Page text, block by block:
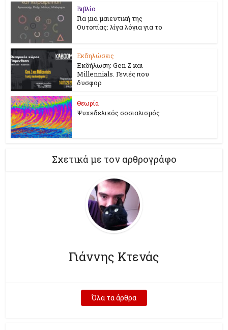
Βιβλίο
Για μια μαιευτική της
Ουτοπίας: λίγα λόγια για το
Εκδηλώσεις
Εκδήλωση: Gen Z και
Millennials. Γενιές που
δυσφορ
Θεωρία
Ψυχεδελικός σοσιαλισμός
Σχετικά με τον αρθρογράφο
Γιάννης Κτενάς
Όλα τα άρθρα